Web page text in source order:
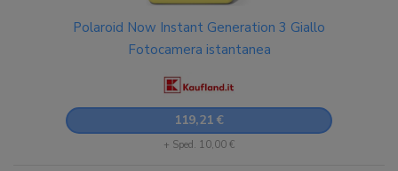
Polaroid Now Instant Generation 3 Giallo
Fotocamera istantanea
119,21 €
+ Sped. 10,00 €